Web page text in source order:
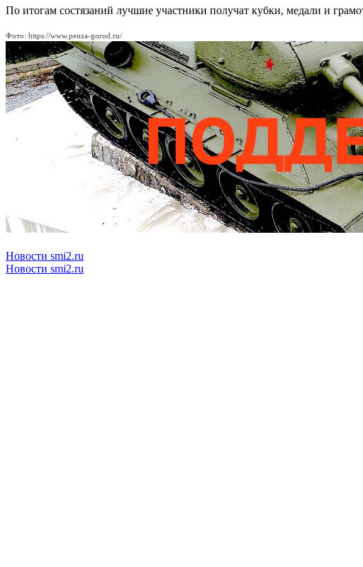
По итогам состязаний лучшие участники получат кубки, медали и
Фото: https://www.penza-gorod.ru/
Новости smi2.ru
Новости smi2.ru